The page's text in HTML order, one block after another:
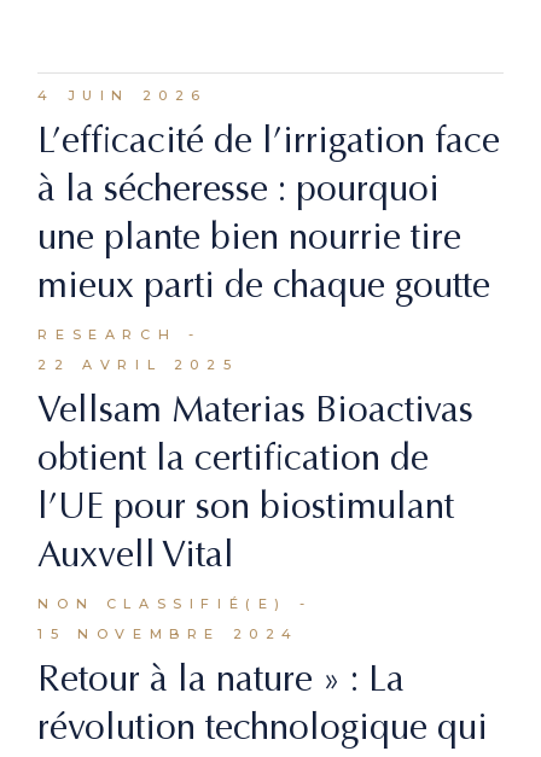
4 JUIN 2026
L’efficacité de l’irrigation face
à la sécheresse : pourquoi
une plante bien nourrie tire
mieux parti de chaque goutte
RESEARCH
22 AVRIL 2025
Vellsam Materias Bioactivas
obtient la certification de
l’UE pour son biostimulant
Auxvell Vital
NON CLASSIFIÉ(E)
15 NOVEMBRE 2024
Retour à la nature » : La
révolution technologique qui